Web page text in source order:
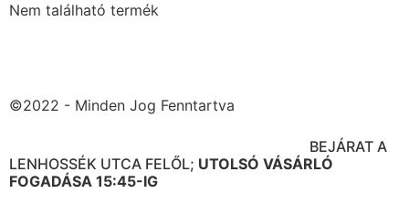
Nem található termék
©2022 - Minden Jog Fenntartva
BEJÁRAT A
LENHOSSÉK UTCA FELŐL; UTOLSÓ VÁSÁRLÓ
FOGADÁSA 15:45-IG